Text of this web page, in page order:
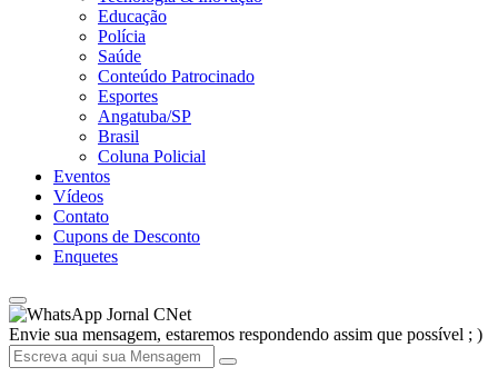
Educação
Polícia
Saúde
Conteúdo Patrocinado
Esportes
Angatuba/SP
Brasil
Coluna Policial
Eventos
Vídeos
Contato
Cupons de Desconto
Enquetes
Jornal CNet
Envie sua mensagem, estaremos respondendo assim que possível ; )